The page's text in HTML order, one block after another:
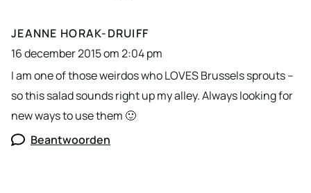
JEANNE HORAK-DRUIFF
16 december 2015 om 2:04 pm
I am one of those weirdos who LOVES Brussels sprouts –
so this salad sounds right up my alley. Always looking for
new ways to use them 🙂
Beantwoorden